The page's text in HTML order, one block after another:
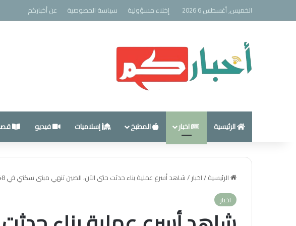
الخميس, أغسطس 6 2026 إخلاء مسؤولية سياسة الخصوصية عن أخباركم
الرئيسية اخبار المطبخ إسلاميات فيديو
الرئيسية/اخبار/شاهد أسرع عملية بناء حدثت حتى الآن، الصين تنهي مبنى سكني في 48 ساعة فقط
اخبار